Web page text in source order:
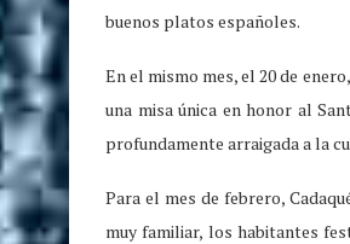
buenos platos españoles.
En el mismo mes, el 20 de
una misa única en honor al
profundamente arraigada a la
Para el mes de febrero,
muy familiar, los habitantes